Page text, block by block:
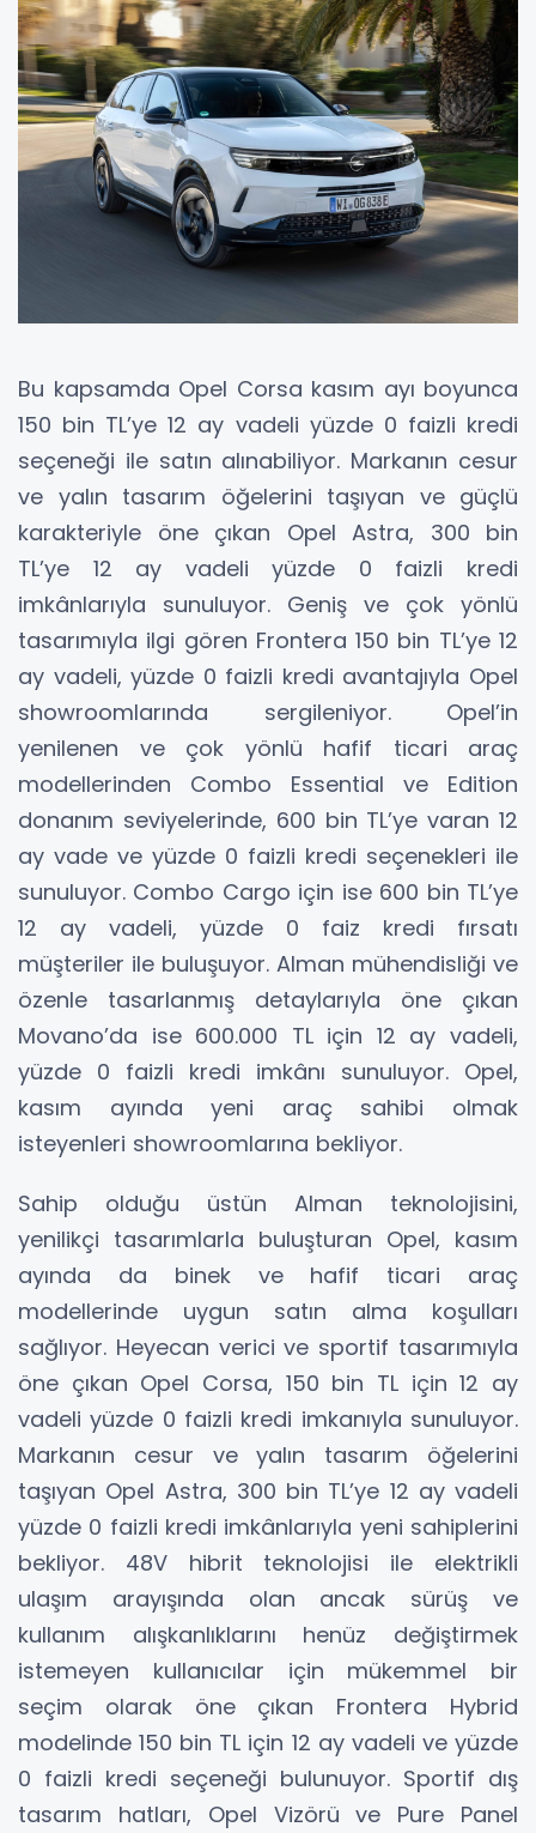
Bu kapsamda Opel Corsa kasım ayı boyunca
150 bin TL’ye 12 ay vadeli yüzde 0 faizli kredi
seçeneği ile satın alınabiliyor. Markanın cesur
ve yalın tasarım öğelerini taşıyan ve güçlü
karakteriyle öne çıkan Opel Astra, 300 bin
TL’ye 12 ay vadeli yüzde 0 faizli kredi
imkânlarıyla sunuluyor. Geniş ve çok yönlü
tasarımıyla ilgi gören Frontera 150 bin TL’ye 12
ay vadeli, yüzde 0 faizli kredi avantajıyla Opel
showroomlarında sergileniyor. Opel’in
yenilenen ve çok yönlü hafif ticari araç
modellerinden Combo Essential ve Edition
donanım seviyelerinde, 600 bin TL’ye varan 12
ay vade ve yüzde 0 faizli kredi seçenekleri ile
sunuluyor. Combo Cargo için ise 600 bin TL’ye
12 ay vadeli, yüzde 0 faiz kredi fırsatı
müşteriler ile buluşuyor. Alman mühendisliği ve
özenle tasarlanmış detaylarıyla öne çıkan
Movano’da ise 600.000 TL için 12 ay vadeli,
yüzde 0 faizli kredi imkânı sunuluyor. Opel,
kasım ayında yeni araç sahibi olmak
isteyenleri showroomlarına bekliyor.
Sahip olduğu üstün Alman teknolojisini,
yenilikçi tasarımlarla buluşturan Opel, kasım
ayında da binek ve hafif ticari araç
modellerinde uygun satın alma koşulları
sağlıyor. Heyecan verici ve sportif tasarımıyla
öne çıkan Opel Corsa, 150 bin TL için 12 ay
vadeli yüzde 0 faizli kredi imkanıyla sunuluyor.
Markanın cesur ve yalın tasarım öğelerini
taşıyan Opel Astra, 300 bin TL’ye 12 ay vadeli
yüzde 0 faizli kredi imkânlarıyla yeni sahiplerini
bekliyor. 48V hibrit teknolojisi ile elektrikli
ulaşım arayışında olan ancak sürüş ve
kullanım alışkanlıklarını henüz değiştirmek
istemeyen kullanıcılar için mükemmel bir
seçim olarak öne çıkan Frontera Hybrid
modelinde 150 bin TL için 12 ay vadeli ve yüzde
0 faizli kredi seçeneği bulunuyor. Sportif dış
tasarım hatları, Opel Vizörü ve Pure Panel